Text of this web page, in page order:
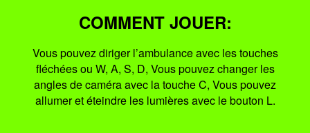
COMMENT JOUER:
Vous pouvez diriger l’ambulance avec les touches
fléchées ou W, A, S, D, Vous pouvez changer les
angles de caméra avec la touche C, Vous pouvez
allumer et éteindre les lumières avec le bouton L.